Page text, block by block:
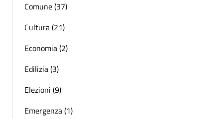
Comune (37)
Cultura (21)
Economia (2)
Edilizia (3)
Elezioni (9)
Emergenza (1)